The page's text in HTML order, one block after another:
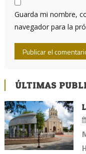
Guarda mi nombre,
navegador para la
ÚLTIMAS